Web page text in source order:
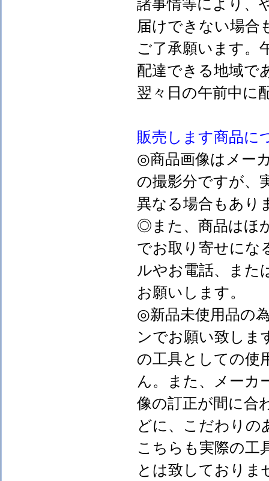
諸事情等により、
届けできない場合
ご了承願います。
配達できる地域で
翌々日の午前中に
販売します商品に
◎商品画像はメー
の撮影分ですが、
異なる場合もあり
◎また、商品はほ
でお取り寄せにな
ルやお電話、また
お願いします。
◎新品未使用品の
ンでお願い致しま
の工具としての使
ん。また、メーカ
像の訂正が間に合
どに、こだわりの
こちらも実際の工
とは致しておりま